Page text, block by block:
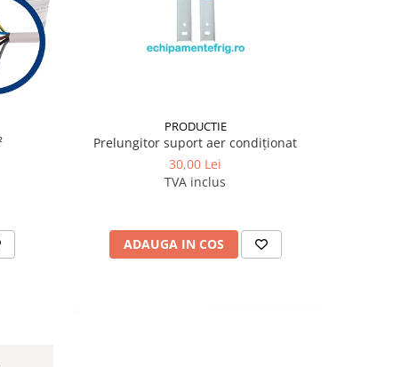
PRODUCTIE
Prelungitor suport aer condiționat
30,00 Lei
TVA inclus
ADAUGA IN COS